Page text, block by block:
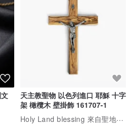
天主教聖物 以色列進口 耶穌 十字
架 橄欖木 壁掛飾 161707-1
Holy Land blessing 來自聖地的祝福